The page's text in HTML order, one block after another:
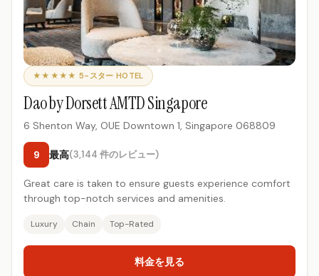
★★★★★ 5-スター HOTEL
Dao by Dorsett AMTD Singapore
6 Shenton Way, OUE Downtown 1, Singapore 068809
9 最高(3,144 件のレビュー)
Great care is taken to ensure guests experience comfort
through top-notch services and amenities.
Luxury Chain Top-Rated
料金を見る